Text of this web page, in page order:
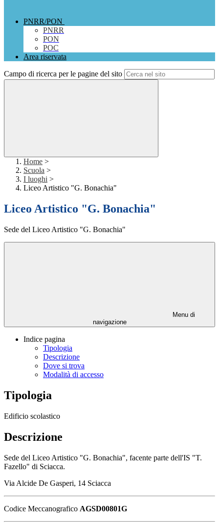
PNRR/PON
PNRR
PON
POC
Area riservata
Campo di ricerca per le pagine del sito
Home >
Scuola >
I luoghi >
Liceo Artistico "G. Bonachia"
Liceo Artistico "G. Bonachia"
Sede del Liceo Artistico "G. Bonachia"
Menu di
navigazione
Indice pagina
Tipologia
Descrizione
Dove si trova
Modalità di accesso
Tipologia
Edificio scolastico
Descrizione
Sede del Liceo Artistico "G. Bonachia", facente parte dell'IS "T.
Fazello" di Sciacca.
Via Alcide De Gasperi, 14 Sciacca
Codice Meccanografico AGSD00801G